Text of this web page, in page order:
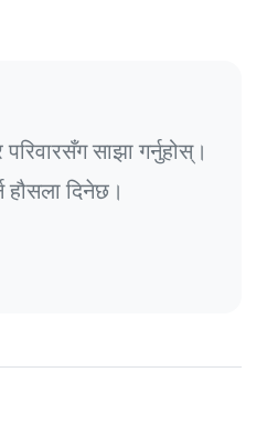
साझा गर्नुहोस्।
हौसला दिनेछ।